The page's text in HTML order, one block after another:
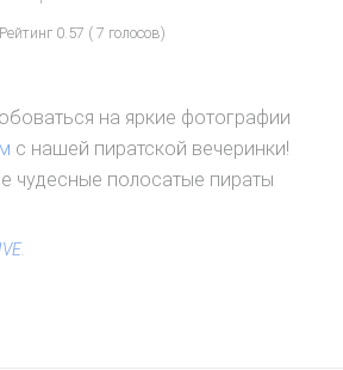
Рейтинг 0.57 ( 7 голосов)
на яркие фотографии
с нашей пиратской вечеринки!
чудесные полосатые пираты